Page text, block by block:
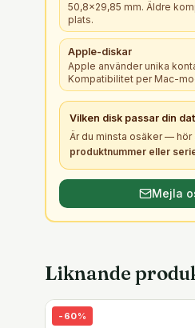
50,8×29,85 mm. Äldre
plats.
Apple-diskar
Apple använder unika
Kompatibilitet per Mac-
Vilken disk passar din
Är du minsta osäker — hör
produktnummer eller
Mejla
Liknande
- 60%